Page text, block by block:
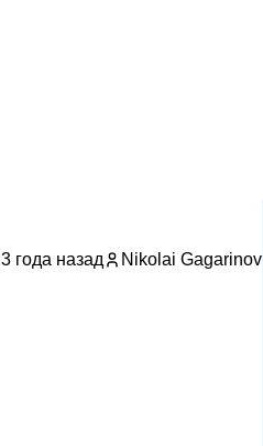
3 года назад Nikolai Gagarinov